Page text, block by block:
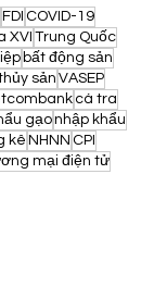
FDI COVID-19
XVI Trung Quốc
bất động sản
sản VASEP
cá tra
gạonhập khẩu
kê NHNN CPI
mại điện tử